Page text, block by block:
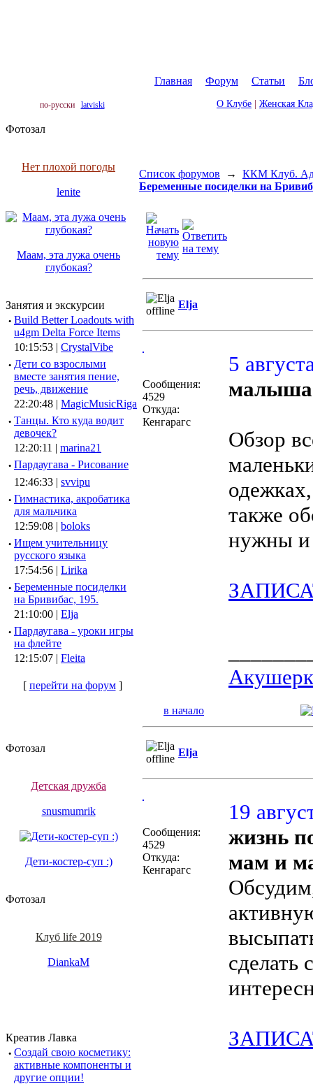
Главная Форум Статьи
по-русски latviski О Клубе Женская
Фотозал
Нет плохой погоды
lenite
Маам, эта лужа очень
глубокая?
Занятия и экскурсии
· Build Better Loadouts with
u4gm Delta Force Items
10:15:53 | CrystalVibe
· Дети со взрослыми
вместе занятия пение,
речь, движение
22:20:48 | MagicMusicRiga
· Танцы. Кто куда водит
девочек?
12:20:11 | marina21
· Пардаугава - Рисование
12:46:33 | svvipu
· Гимнастика, акробатика
для мальчика
12:59:08 | boloks
· Ищем учительницу
русского языка
17:54:56 | Lirika
· Беременные посиделки
на Бривибас, 195.
21:10:00 | Elja
· Пардаугава - уроки игры
на флейте
12:15:07 | Fleita
[ перейти на форум]
Фотозал
Детская дружба
snusmumrik
Дети-костер-суп :)
Фотозал
Клуб life 2019
DiankaM
Креатив Лавка
· Создай свою косметику:
активные компоненты и
другие опции!
Список форумов → ККМ Клуб.
Беременные посиделки на
Elja
Сообщения:
4529
Откуда:
Кенгарагс
5
малыша
Обзор
также
нужны и
в начало
Elja
Сообщения:
4529
Откуда:
Кенгарагс
19
жизнь
мам и